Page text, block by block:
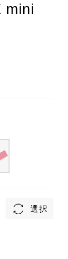
mini